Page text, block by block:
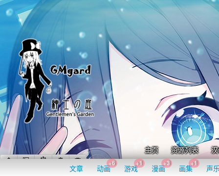
主页 资源列表
文章 动画
+6
游戏
+1
漫画
+3
画集
+1
声